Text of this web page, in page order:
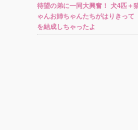
待望の弟に一同大興奮！ 犬4匹＋
ゃんお姉ちゃんたちがはりきって
を結成しちゃったよ